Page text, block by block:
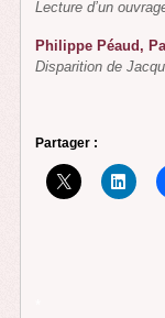
Lecture d’un
Philippe Péaud,
Disparition de
Partager :